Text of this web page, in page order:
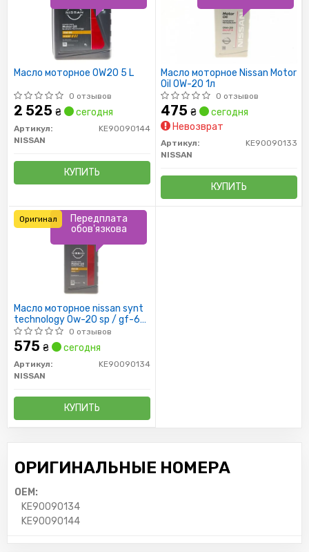
Масло моторное 0W20 5 L
0 отзывов
2 525 ₴ сегодня
Артикул:
KE90090144
NISSAN
КУПИТЬ
Масло моторное Nissan Motor
Oil 0W-20 1л
0 отзывов
475 ₴
сегодня
Невозврат
Артикул:
KE90090133
NISSAN
КУПИТЬ
Масло моторное nissan synt
technology 0w-20 sp / gf-6a,
1л
0 отзывов
575 ₴ сегодня
Артикул:
KE90090134
NISSAN
КУПИТЬ
Передплата
обов'язкова
Оригинал
ОРИГИНАЛЬНЫЕ НОМЕРА
OEM:
KE90090134
KE90090144